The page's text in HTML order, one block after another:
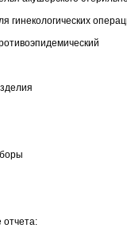
гинекологических
отчета: